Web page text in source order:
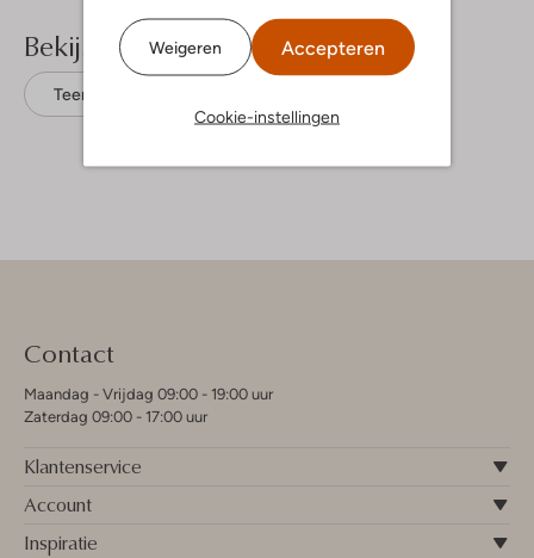
Weigeren Accepteren
Cookie-instellingen
Bekijk meer
Teenslippers
Contact
Maandag - Vrijdag 09:00 - 19:00 uur
Zaterdag 09:00 - 17:00 uur
Klantenservice
Account
Inspiratie